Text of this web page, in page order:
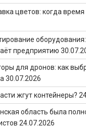
цветов: когда
предприятию
для дронов: как
30.07.2026
жгут контейнеры?
область была
24.07.2026